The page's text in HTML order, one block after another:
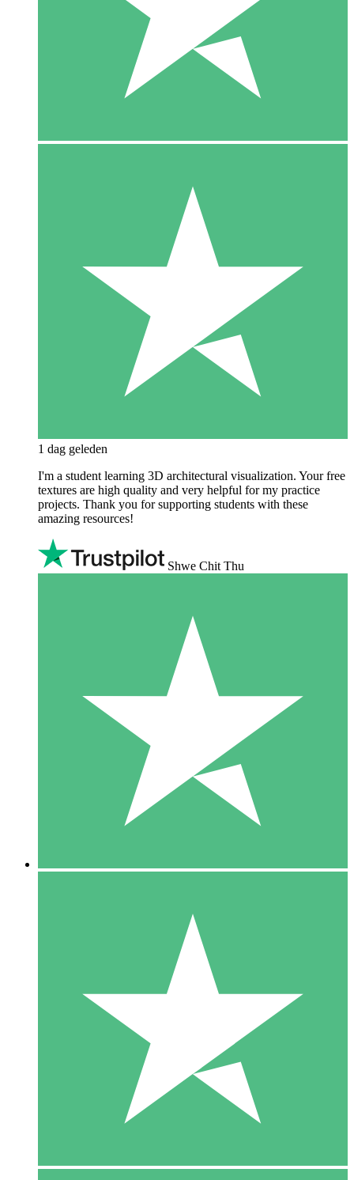
1 dag geleden
I'm a student learning 3D architectural visualization. Your free
textures are high quality and very helpful for my practice
projects. Thank you for supporting students with these
amazing resources!
Shwe Chit Thu